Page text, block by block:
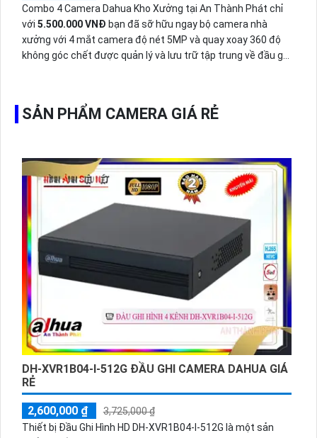
Combo 4 Camera Dahua Kho Xưởng tại An Thành Phát chỉ
với 5.500.000 VNĐ bạn đã sỡ hữu ngay bộ camera nhà
xưởng với 4 mắt camera độ nét 5MP và quay xoay 360 độ
không góc chết được quản lý và lưu trữ tập trung về đầu ghi
SẢN PHẨM CAMERA GIÁ RẺ
DH-XVR1B04-I-512G ĐẦU GHI CAMERA DAHUA GIÁ
RẺ
2,600,000 ₫
3,725,000 ₫
Thiết bị Đầu Ghi Hình HD DH-XVR1B04-I-512G là một sản